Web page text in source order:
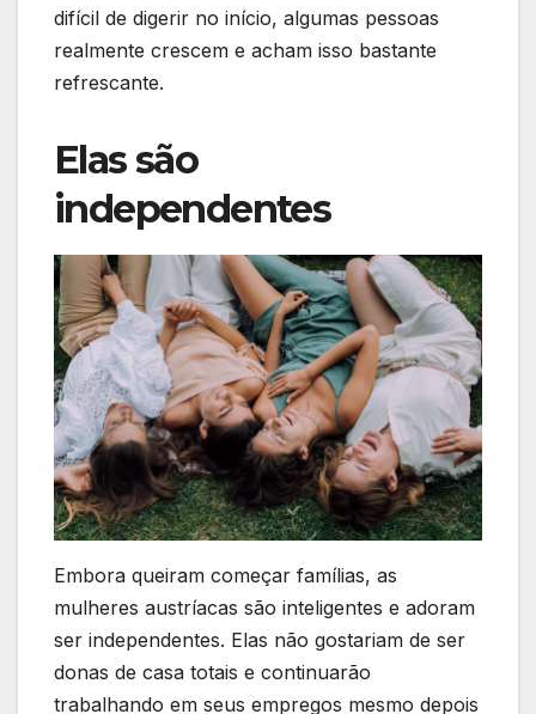
difícil de digerir no início, algumas pessoas
realmente crescem e acham isso bastante
refrescante.
Elas são
independentes
Embora queiram começar famílias, as
mulheres austríacas são inteligentes e adoram
ser independentes. Elas não gostariam de ser
donas de casa totais e continuarão
trabalhando em seus empregos mesmo depois